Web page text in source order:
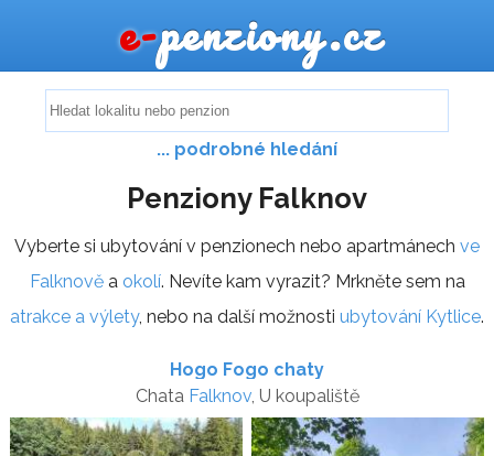
e-penziony.cz
... podrobné hledání
Penziony Falknov
Vyberte si ubytování v penzionech nebo apartmánech ve
Falknověa okolí. Nevíte kam vyrazit? Mrkněte sem na
atrakce a výlety, nebo na další možnosti ubytování Kytlice.
Hogo Fogo chaty
Chata Falknov, U koupaliště